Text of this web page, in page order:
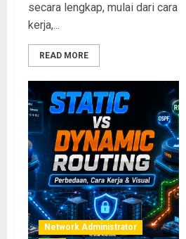
secara lengkap, mulai dari cara
kerja,...
READ MORE
Network Administrator